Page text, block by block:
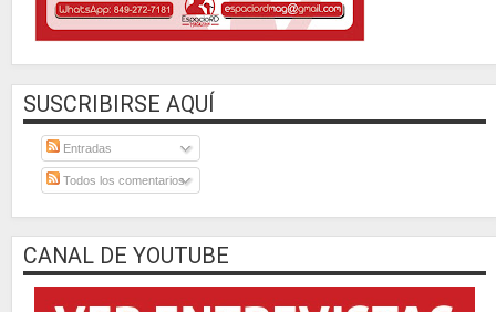
SUSCRIBIRSE AQUÍ
Entradas
Todos los comentarios
CANAL DE YOUTUBE